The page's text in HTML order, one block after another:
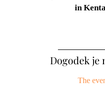
in
Dogodek je
The